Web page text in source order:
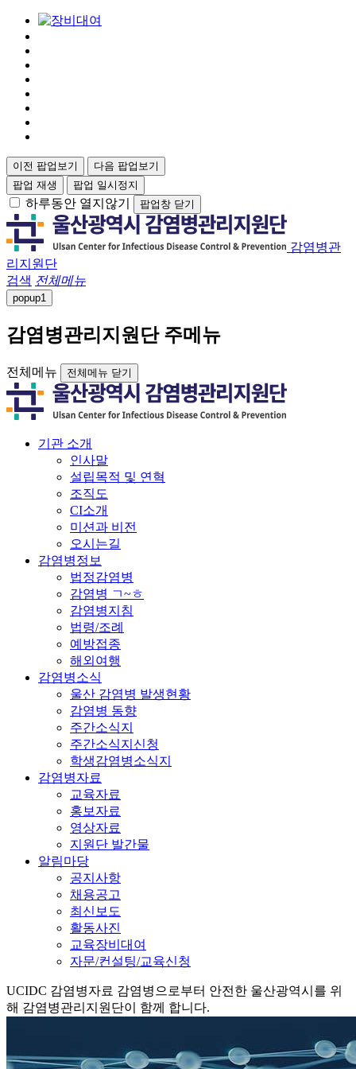
이전 팝업보기
다음 팝업보기
팝업 재생
팝업 일시정지
하루동안 열지않기 팝업창 닫기
감염병관
리지원단
검색 전체메뉴
popup1
감염병관리지원단 주메뉴
전체메뉴 전체메뉴 닫기
기관 소개
인사말
설립목적 및 연혁
조직도
CI소개
미션과 비전
오시는길
감염병정보
법정감염병
감염병 ㄱ~ㅎ
감염병지침
법령/조례
예방접종
해외여행
감염병소식
울산 감염병 발생현황
감염병 동향
주간소식지
주간소식지신청
학생감염병소식지
감염병자료
교육자료
홍보자료
영상자료
지원단 발간물
알림마당
공지사항
채용공고
최신보도
활동사진
교육장비대여
자문/컨설팅/교육신청
UCIDC 감염병자료 감염병으로부터 안전한 울산광역시를 위
해 감염병관리지원단이 함께 합니다.